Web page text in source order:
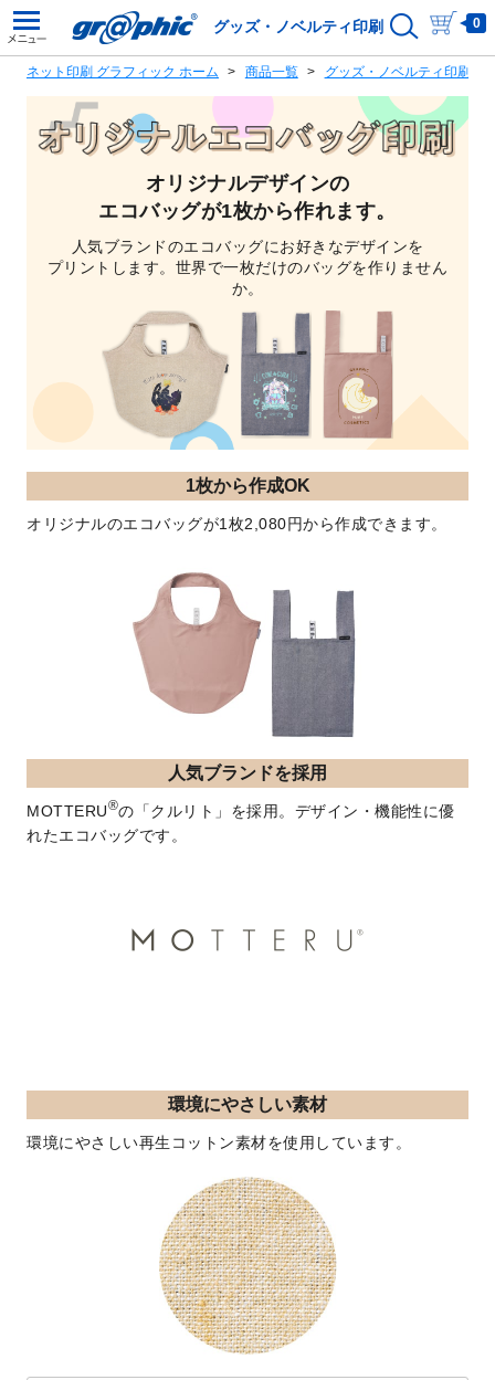
グッズ・ノベルティ印刷 0
ネット印刷 グラフィック ホーム 商品一覧 グッズ・ノベルティ印刷商
オリジナルデザインの
エコバッグが1枚から作れます。
人気ブランドのエコバッグにお好きなデザインを
プリントします。世界で一枚だけのバッグを作りません
か。
1枚から作成OK
オリジナルのエコバッグが1枚2,080円から作成できます。
人気ブランドを採用
MOTTERU®の「クルリト」を採用。デザイン・機能性に優
れたエコバッグです。
環境にやさしい素材
環境にやさしい再生コットン素材を使用しています。